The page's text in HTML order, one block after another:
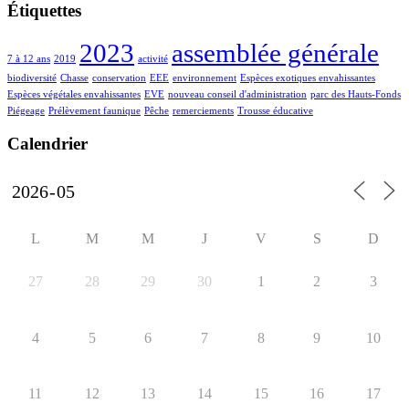
Étiquettes
7 à 12 ans 2019 2023 activité assemblée générale
biodiversité Chasse conservation EEE environnement Espèces exotiques envahissantes
Espèces végétales envahissantes EVE nouveau conseil d'administration parc des Hauts-Fonds
Piégeage Prélèvement faunique Pêche remerciements Trousse éducative
Calendrier
L M M J V S D
27 28 29 30 1 2 3
4 5 6 7 8 9 10
11 12 13 14 15 16 17